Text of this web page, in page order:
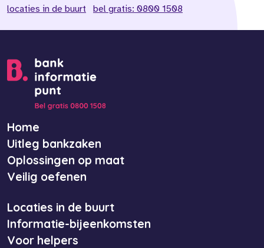
locaties in de buurt
bel gratis: 0800 1508
Home
Uitleg bankzaken
Oplossingen op maat
Veilig oefenen
Locaties in de buurt
Informatie-bijeenkomsten
Voor helpers